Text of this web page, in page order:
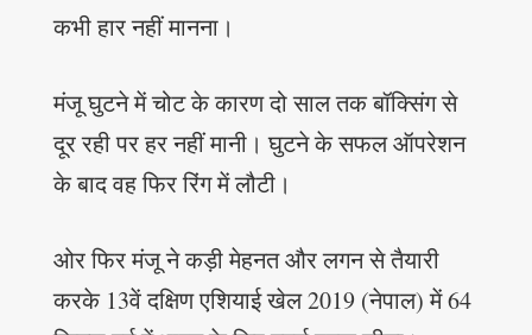
कभी हार नहीं मानना।
मंजू घुटने में चोट के कारण दो साल तक बॉक्सिंग से
दूर रही पर हर नहीं मानी। घुटने के सफल ऑपरेशन
के बाद वह फिर रिंग में लौटी।
ओर फिर मंजू ने कड़ी मेहनत और लगन से तैयारी
करके 13वें दक्षिण एशियाई खेल 2019 (नेपाल) में 64